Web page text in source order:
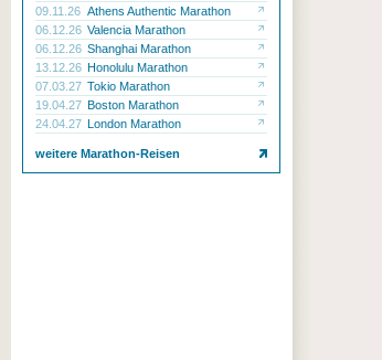
09.11.26 Athens Authentic Marathon
06.12.26 Valencia Marathon
06.12.26 Shanghai Marathon
13.12.26 Honolulu Marathon
07.03.27 Tokio Marathon
19.04.27 Boston Marathon
24.04.27 London Marathon
weitere Marathon-Reisen